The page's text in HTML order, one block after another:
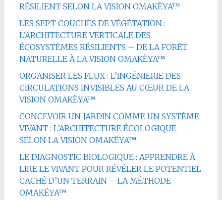
RÉSILIENT SELON LA VISION OMAKËYA™
LES SEPT COUCHES DE VÉGÉTATION :
L’ARCHITECTURE VERTICALE DES
ÉCOSYSTÈMES RÉSILIENTS – DE LA FORÊT
NATURELLE À LA VISION OMAKËYA™
ORGANISER LES FLUX : L’INGÉNIERIE DES
CIRCULATIONS INVISIBLES AU CŒUR DE LA
VISION OMAKËYA™
CONCEVOIR UN JARDIN COMME UN SYSTÈME
VIVANT : L’ARCHITECTURE ÉCOLOGIQUE
SELON LA VISION OMAKËYA™
LE DIAGNOSTIC BIOLOGIQUE : APPRENDRE À
LIRE LE VIVANT POUR RÉVÉLER LE POTENTIEL
CACHÉ D’UN TERRAIN – LA MÉTHODE
OMAKËYA™